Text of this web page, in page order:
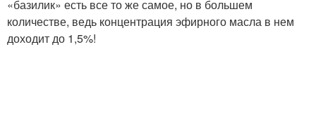
«базилик» есть все то же самое, но в большем
количестве, ведь концентрация эфирного масла в нем
доходит до 1,5%!